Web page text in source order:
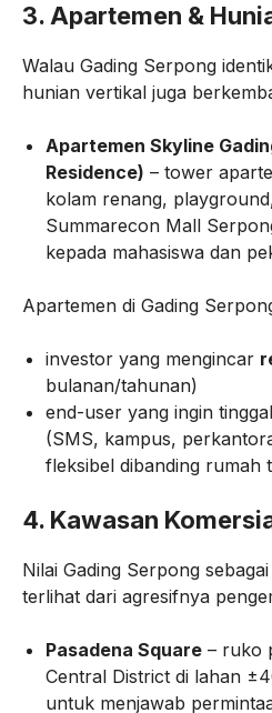
3. Apartemen &
Walau Gading Serpong
hunian vertikal juga
Apartemen Skyline
Residence) – tower
kolam renang,
Summarecon Mall
kepada mahasiswa dan
Apartemen di Gading
investor yang mengincar
bulanan/tahunan)
end-user yang ingin
(SMS, kampus,
fleksibel dibanding rumah
4. Kawasan
Nilai Gading Serpong
terlihat dari agresifnya
Pasadena Square– ruko
Central District di lahan
untuk menjawab